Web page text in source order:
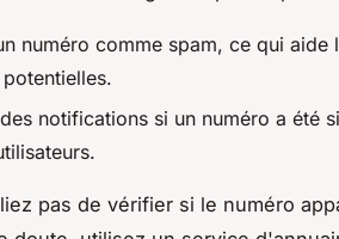
numéro comme spam, ce qui
notifications si un numéro a été
pas de vérifier si le numéro